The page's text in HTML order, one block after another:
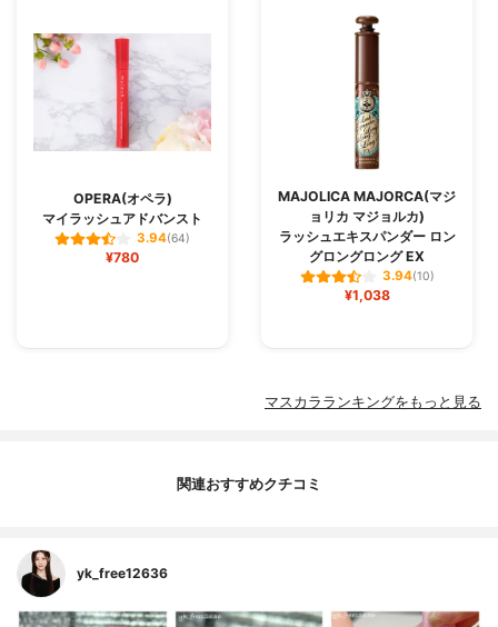
OPERA(オペラ)
マイラッシュアドバンスト
3.94(64)
¥780
MAJOLICA MAJORCA(マジ
ョリカ マジョルカ)
ラッシュエキスパンダー ロン
グロングロング EX
3.94(10)
¥1,038
マスカラランキングをもっと見る
関連おすすめクチコミ
yk_free12636